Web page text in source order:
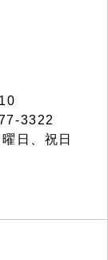
3322
日、祝日